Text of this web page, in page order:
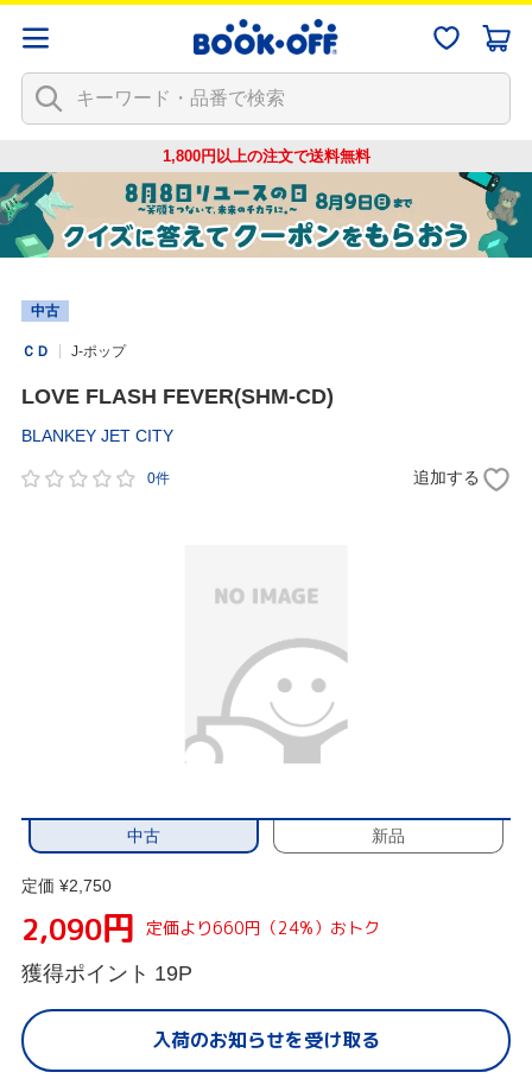
1,800円以上の注文で送料無料
中古
ＣＤ J-ポップ
LOVE FLASH FEVER(SHM-CD)
BLANKEY JET CITY
0件 追加する
中古 新品
定価 ¥2,750
2,090円 定価より660円（24%）おトク
獲得ポイント 19P
入荷のお知らせを受け取る